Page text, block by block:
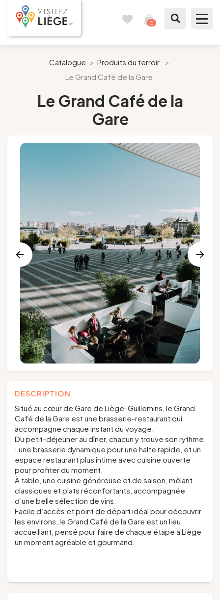
0
Comme un Liégeois
Préparer mon séjour
Suivez-nous
Groupes et voyagistes
FR EN NL DE
Catalogue > Produits du terroir
>
Le Grand Café de la Gare
Le Grand Café de la
Gare
DESCRIPTION
Situé au cœur de Gare de Liège-Guillemins, le Grand
Café de la Gare est une brasserie-restaurant qui
accompagne chaque instant du voyage.
Du petit-déjeuner au dîner, chacun y trouve son rythme
: une brasserie dynamique pour une halte rapide, et un
espace restaurant plus intime avec cuisine ouverte
pour profiter du moment.
À table, une cuisine généreuse et de saison, mêlant
classiques et plats réconfortants, accompagnée
d’une belle sélection de vins.
Facile d’accès et point de départ idéal pour découvrir
les environs, le Grand Café de la Gare est un lieu
accueillant, pensé pour faire de chaque étape à Liège
un moment agréable et gourmand.